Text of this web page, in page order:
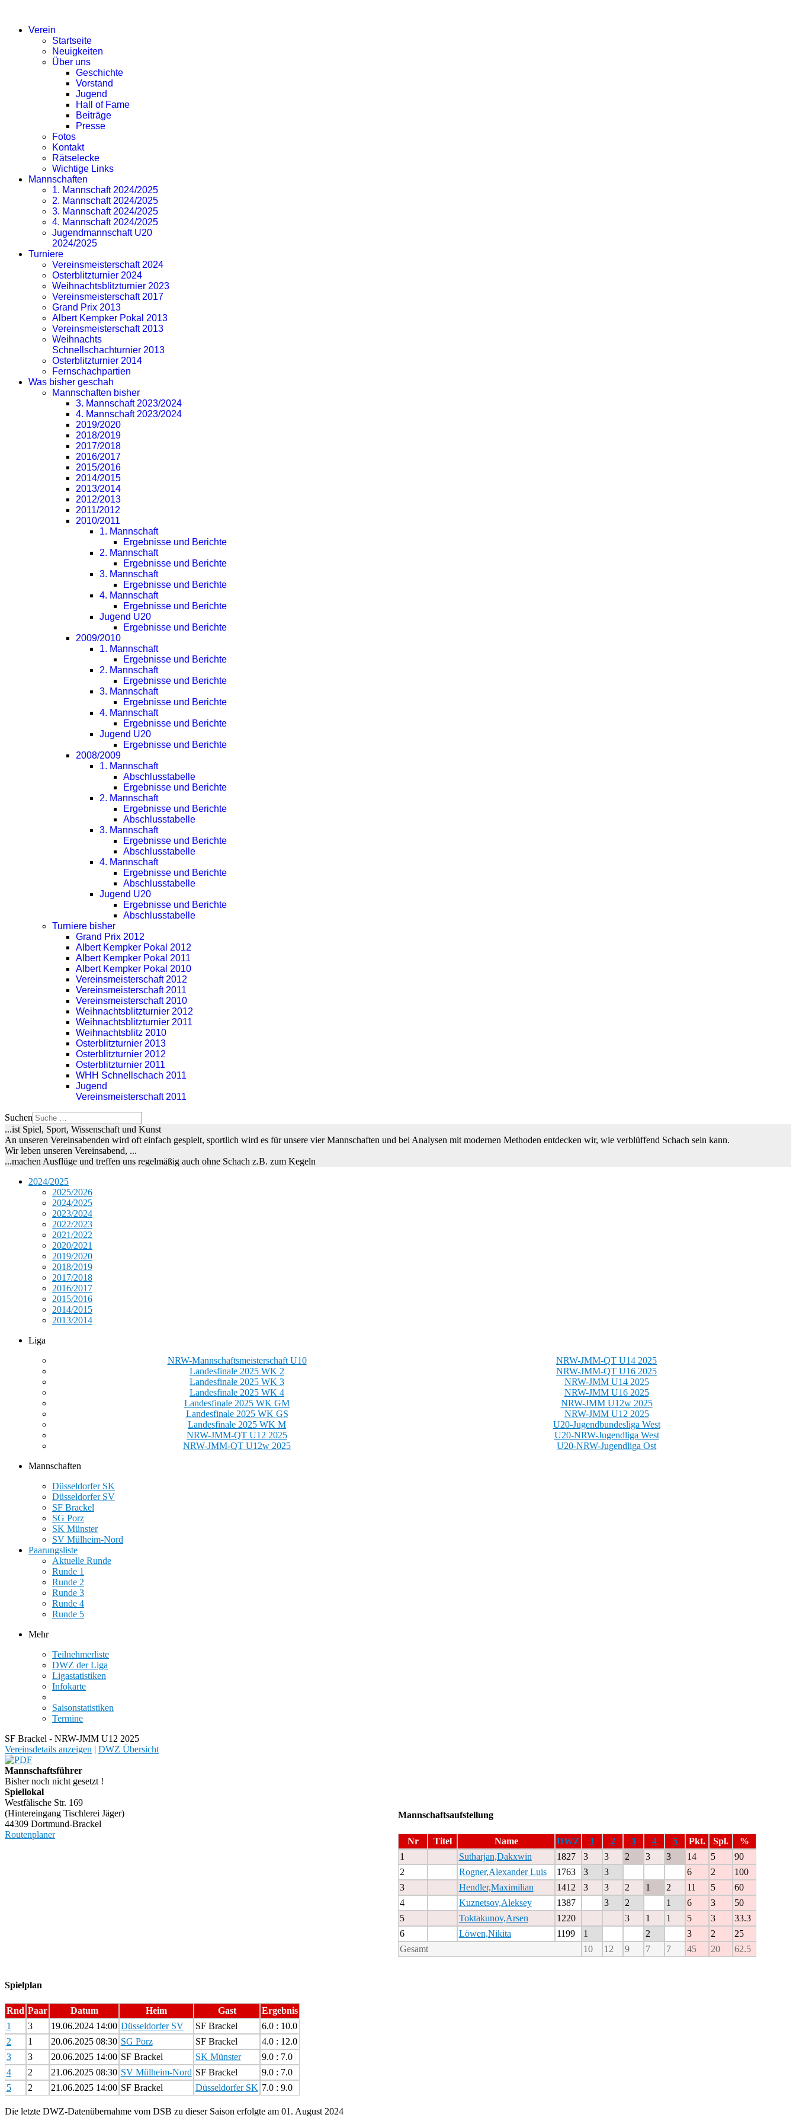
Verein
Startseite
Neuigkeiten
Über uns
Geschichte
Vorstand
Jugend
Hall of Fame
Beiträge
Presse
Fotos
Kontakt
Rätselecke
Wichtige Links
Mannschaften
1. Mannschaft 2024/2025
2. Mannschaft 2024/2025
3. Mannschaft 2024/2025
4. Mannschaft 2024/2025
Jugendmannschaft U20
2024/2025
Turniere
Vereinsmeisterschaft 2024
Osterblitzturnier 2024
Weihnachtsblitzturnier 2023
Vereinsmeisterschaft 2017
Grand Prix 2013
Albert Kempker Pokal 2013
Vereinsmeisterschaft 2013
Weihnachts
Schnellschachturnier 2013
Osterblitzturnier 2014
Fernschachpartien
Was bisher geschah
Mannschaften bisher
3. Mannschaft 2023/2024
4. Mannschaft 2023/2024
2019/2020
2018/2019
2017/2018
2016/2017
2015/2016
2014/2015
2013/2014
2012/2013
2011/2012
2010/2011
1. Mannschaft
Ergebnisse und Berichte
2. Mannschaft
Ergebnisse und Berichte
3. Mannschaft
Ergebnisse und Berichte
4. Mannschaft
Ergebnisse und Berichte
Jugend U20
Ergebnisse und Berichte
2009/2010
1. Mannschaft
Ergebnisse und Berichte
2. Mannschaft
Ergebnisse und Berichte
3. Mannschaft
Ergebnisse und Berichte
4. Mannschaft
Ergebnisse und Berichte
Jugend U20
Ergebnisse und Berichte
2008/2009
1. Mannschaft
Abschlusstabelle
Ergebnisse und Berichte
2. Mannschaft
Ergebnisse und Berichte
Abschlusstabelle
3. Mannschaft
Ergebnisse und Berichte
Abschlusstabelle
4. Mannschaft
Ergebnisse und Berichte
Abschlusstabelle
Jugend U20
Ergebnisse und Berichte
Abschlusstabelle
Turniere bisher
Grand Prix 2012
Albert Kempker Pokal 2012
Albert Kempker Pokal 2011
Albert Kempker Pokal 2010
Vereinsmeisterschaft 2012
Vereinsmeisterschaft 2011
Vereinsmeisterschaft 2010
Weihnachtsblitzturnier 2012
Weihnachtsblitzturnier 2011
Weihnachtsblitz 2010
Osterblitzturnier 2013
Osterblitzturnier 2012
Osterblitzturnier 2011
WHH Schnellschach 2011
Jugend
Vereinsmeisterschaft 2011
Suchen
...ist Spiel, Sport, Wissenschaft und Kunst
An unseren Vereinsabenden wird oft einfach gespielt, sportlich wird es für unsere vier Mannschaften und bei Analysen mit modernen Methoden entdecken wir, wie verblüffend Schach sein kann.
Wir leben unseren Vereinsabend, ...
...machen Ausflüge und treffen uns regelmäßig auch ohne Schach z.B. zum Kegeln
2024/2025
2025/2026
2024/2025
2023/2024
2022/2023
2021/2022
2020/2021
2019/2020
2018/2019
2017/2018
2016/2017
2015/2016
2014/2015
2013/2014
Liga
NRW-Mannschaftsmeisterschaft U10
NRW-JMM-QT U14 2025
Landesfinale 2025 WK 2
NRW-JMM-QT U16 2025
Landesfinale 2025 WK 3
NRW-JMM U14 2025
Landesfinale 2025 WK 4
NRW-JMM U16 2025
Landesfinale 2025 WK GM
NRW-JMM U12w 2025
Landesfinale 2025 WK GS
NRW-JMM U12 2025
Landesfinale 2025 WK M
U20-Jugendbundesliga West
NRW-JMM-QT U12 2025
U20-NRW-Jugendliga West
NRW-JMM-QT U12w 2025
U20-NRW-Jugendliga Ost
Mannschaften
Düsseldorfer SK
Düsseldorfer SV
SF Brackel
SG Porz
SK Münster
SV Mülheim-Nord
Paarungsliste
Aktuelle Runde
Runde 1
Runde 2
Runde 3
Runde 4
Runde 5
Mehr
Teilnehmerliste
DWZ der Liga
Ligastatistiken
Infokarte
Saisonstatistiken
Termine
SF Brackel - NRW-JMM U12 2025
Vereinsdetails anzeigen | DWZ Übersicht
Mannschaftsführer
Bisher noch nicht gesetzt !
Spiellokal
Westfälische Str. 169
(Hintereingang Tischlerei Jäger)
44309 Dortmund-Brackel
Routenplaner
Mannschaftsaufstellung
Nr Titel Name DWZ 1 2 3 4 5 Pkt. Spl.
%
1
Sutharjan,Dakxwin 1827 3 3 2 3 3 14 5
90
2
Rogner,Alexander Luis 1763 3 3 6 2
100
3
Hendler,Maximilian 1412 3 3 2 1 2 11 5
60
4
Kuznetsov,Aleksey 1387 3 2 1 6 3
50
5
Toktakunov,Arsen 1220 3 1 1 5 3
33.3
6
Löwen,Nikita 1199 1 2 3 2
25
Gesamt
10 12 9 7 7 45 20 62.5
Spielplan
Rnd Paar Datum Heim Gast
Ergebnis
1
3 19.06.2024 14:00 Düsseldorfer SV SF Brackel
6.0 : 10.0
2
1 20.06.2025 08:30 SG Porz SF Brackel
4.0 : 12.0
3
3 20.06.2025 14:00 SF Brackel SK Münster
9.0 : 7.0
4
2 21.06.2025 08:30 SV Mülheim-Nord SF Brackel
9.0 : 7.0
5
2 21.06.2025 14:00 SF Brackel Düsseldorfer SK 7.0 : 9.0
Die letzte DWZ-Datenübernahme vom DSB zu dieser Saison erfolgte am 01. August 2024